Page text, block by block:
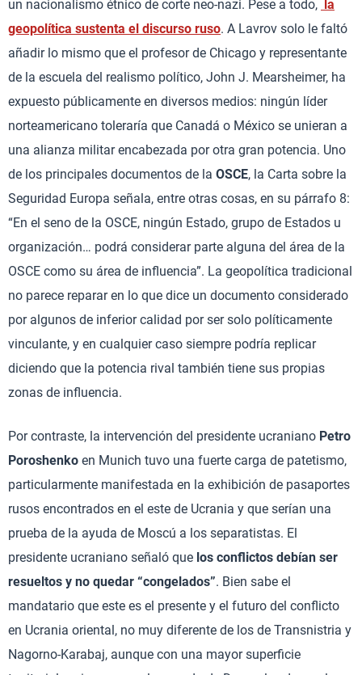
un nacionalismo étnico de corte neo-nazi. Pese a todo,
la
geopolítica sustenta el discurso ruso. A Lavrov solo le faltó
añadir lo mismo que el profesor de Chicago y representante
de la escuela del realismo político, John J. Mearsheimer, ha
expuesto públicamente en diversos medios: ningún líder
norteamericano toleraría que Canadá o México se unieran a
una alianza militar encabezada por otra gran potencia. Uno
de los principales documentos de la OSCE, la Carta sobre la
Seguridad Europa señala, entre otras cosas, en su párrafo 8:
“En el seno de la OSCE, ningún Estado, grupo de Estados u
organización… podrá considerar parte alguna del área de la
OSCE como su área de influencia”. La geopolítica tradicional
no parece reparar en lo que dice un documento considerado
por algunos de inferior calidad por ser solo políticamente
vinculante, y en cualquier caso siempre podría replicar
diciendo que la potencia rival también tiene sus propias
zonas de influencia.
Por contraste, la intervención del presidente ucraniano Petro
Poroshenko en Munich tuvo una fuerte carga de patetismo,
particularmente manifestada en la exhibición de pasaportes
rusos encontrados en el este de Ucrania y que serían una
prueba de la ayuda de Moscú a los separatistas. El
presidente ucraniano señaló que los conflictos debían ser
resueltos y no quedar “congelados”. Bien sabe el
mandatario que este es el presente y el futuro del conflicto
en Ucrania oriental, no muy diferente de los de Transnistria y
Nagorno-Karabaj, aunque con una mayor superficie